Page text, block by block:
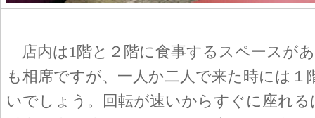
店内は1階と２階に食事するスペースが
も相席ですが、一人か二人で来た時には１
いでしょう。回転が速いからすぐに座れ